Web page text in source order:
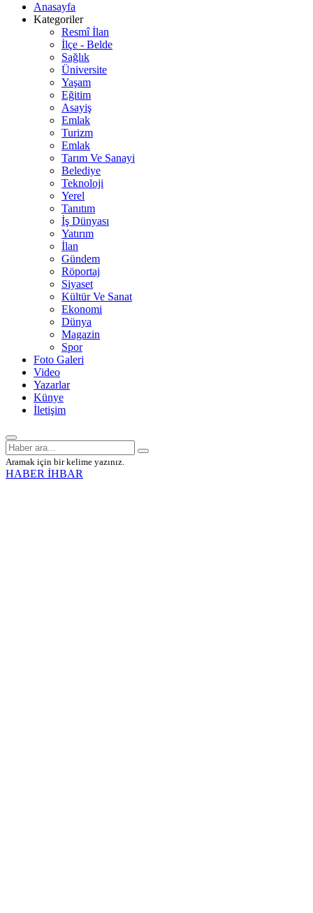
Anasayfa
Kategoriler
Resmî İlan
İlçe - Belde
Sağlık
Üniversite
Yaşam
Eğitim
Asayiş
Emlak
Turizm
Emlak
Tarım Ve Sanayi
Belediye
Teknoloji
Yerel
Tanıtım
İş Dünyası
Yatırım
İlan
Gündem
Röportaj
Siyaset
Kültür Ve Sanat
Ekonomi
Dünya
Magazin
Spor
Foto Galeri
Video
Yazarlar
Künye
İletişim
Aramak için bir kelime yazınız.
HABER İHBAR